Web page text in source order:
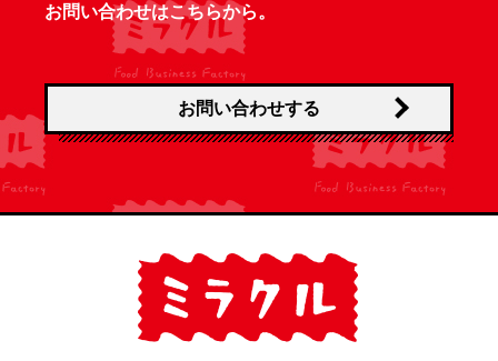
お問い合わせはこちらから。
お問い合わせする